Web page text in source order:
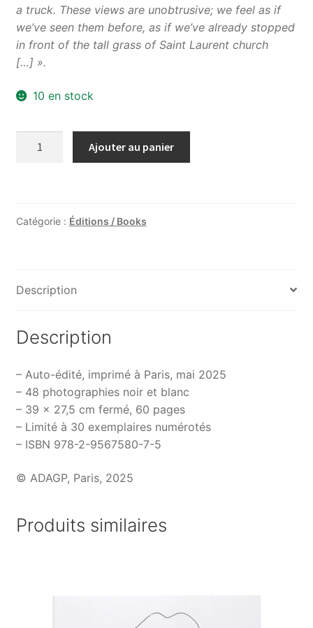
a truck. These views are unobtrusive; we feel as if
we’ve seen them before, as if we’ve already stopped
in front of the tall grass of Saint Laurent church
[…] ».
10 en stock
Ajouter au panier
Catégorie : Éditions / Books
Description
Description
– Auto-édité, imprimé à Paris, mai 2025
– 48 photographies noir et blanc
– 39 x 27,5 cm fermé, 60 pages
– Limité à 30 exemplaires numérotés
– ISBN 978-2-9567580-7-5
© ADAGP, Paris, 2025
Produits similaires